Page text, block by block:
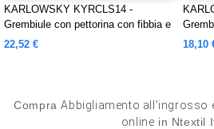
KARLOWSKY KYRCLS14 -
Grembiule con pettorina con fibbia e
tasche
22,52 €
18,10
CompraAbbigliamento all'ingrosso
online in Ntextil